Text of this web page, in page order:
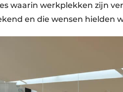
waarin werkplekken zijn
en die wensen hielden